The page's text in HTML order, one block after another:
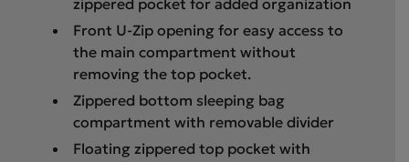
Front U-Zip opening for easy access to
the main compartment without
removing the top pocket.
Zippered bottom sleeping bag
compartment with removable divider
Floating zippered top pocket with